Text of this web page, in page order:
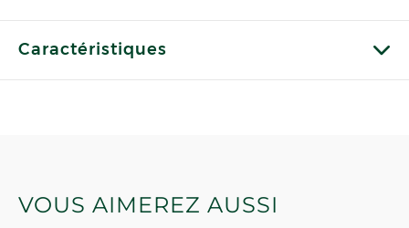
Caractéristiques
VOUS AIMEREZ AUSSI